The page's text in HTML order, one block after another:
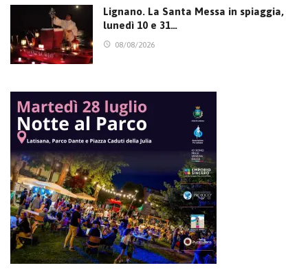
Lignano. La Santa Messa in spiaggia,
lunedì 10 e 31…
08/08/2026